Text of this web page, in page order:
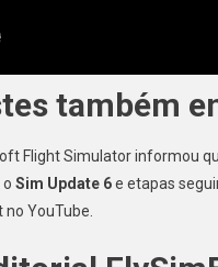
também
Flight Simulator informou
Sim Update 6e etapas
YouTube.